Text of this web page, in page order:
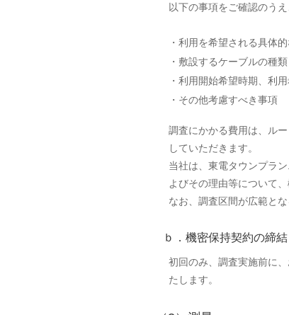
以下の事項をご確認のう
利用を希望される具体
敷設するケーブルの種
利用開始希望時期、利
その他考慮すべき事項
調査にかかる費用は、ル
していただきます。
当社は、東電タウンプラ
よびその理由等について
なお、調査区間が広範と
ｂ．機密保持契約の締結
初回のみ、調査実施前に
たします。